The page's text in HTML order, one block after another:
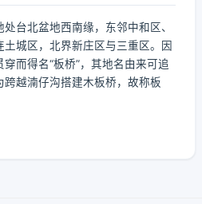
台北盆地西南缘，东邻中和区、
城区，北界新庄区与三重区。因
而得名“板桥”，其地名由来可追
越湳仔沟搭建木板桥，故称板